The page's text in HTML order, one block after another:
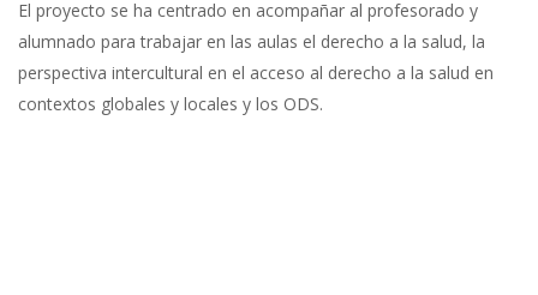
El proyecto se ha centrado en acompañar al profesorado y
alumnado para trabajar en las aulas el derecho a la salud, la
perspectiva intercultural en el acceso al derecho a la salud en
contextos globales y locales y los ODS.